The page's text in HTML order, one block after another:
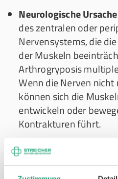
Neurologische
des zentralen oder
Nervensystems, die
der Muskeln
Arthrogryposis
Wenn die Nerven
können sich die
entwickeln oder
Kontrakturen führt.
Maternale Faktoren:
der Mutter während